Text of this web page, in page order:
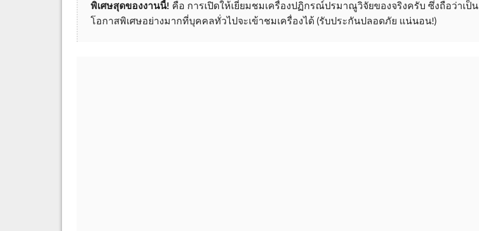
พิเศษสุดของงานนี้! คือ การเปิดให้เยี่ยมชมเครื่องปฏิกรณ์ปรมาณูวิจัยของจริงครับ ซึ่งถือว่าเป็น
โอกาสพิเศษอย่างมากที่บุคคลทั่วไปจะเข้าชมเครื่องได้ (รับประกันปลอดภัย แน่นอน!)